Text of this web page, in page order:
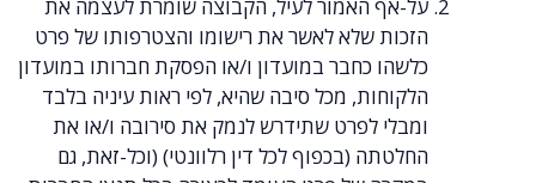
על-אף האמור לעיל, הקבוצה שומרת לעצמה את
הזכות שלא לאשר את רישומו והצטרפותו של פרט
כלשהו כחבר במועדון ו/או הפסקת חברותו במועדון
הלקוחות, מכל סיבה שהיא, לפי ראות עיניה בלבד
ומבלי לפרט שתידרש לנמק את סירובה ו/או את
החלטתה (בכפוף לכל דין רלוונטי) (וכל-זאת, גם